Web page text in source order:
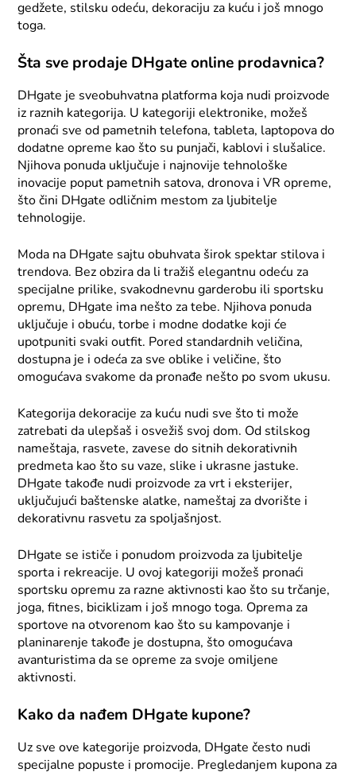
gedžete, stilsku odeću, dekoraciju za kuću i još mnogo
toga.
Šta sve prodaje DHgate online prodavnica?
DHgate je sveobuhvatna platforma koja nudi proizvode
iz raznih kategorija. U kategoriji elektronike, možeš
pronaći sve od pametnih telefona, tableta, laptopova do
dodatne opreme kao što su punjači, kablovi i slušalice.
Njihova ponuda uključuje i najnovije tehnološke
inovacije poput pametnih satova, dronova i VR opreme,
što čini DHgate odličnim mestom za ljubitelje
tehnologije.
Moda na DHgate sajtu obuhvata širok spektar stilova i
trendova. Bez obzira da li tražiš elegantnu odeću za
specijalne prilike, svakodnevnu garderobu ili sportsku
opremu, DHgate ima nešto za tebe. Njihova ponuda
uključuje i obuću, torbe i modne dodatke koji će
upotpuniti svaki outfit. Pored standardnih veličina,
dostupna je i odeća za sve oblike i veličine, što
omogućava svakome da pronađe nešto po svom ukusu.
Kategorija dekoracije za kuću nudi sve što ti može
zatrebati da ulepšaš i osvežiš svoj dom. Od stilskog
nameštaja, rasvete, zavese do sitnih dekorativnih
predmeta kao što su vaze, slike i ukrasne jastuke.
DHgate takođe nudi proizvode za vrt i eksterijer,
uključujući baštenske alatke, nameštaj za dvorište i
dekorativnu rasvetu za spoljašnjost.
DHgate se ističe i ponudom proizvoda za ljubitelje
sporta i rekreacije. U ovoj kategoriji možeš pronaći
sportsku opremu za razne aktivnosti kao što su trčanje,
joga, fitnes, biciklizam i još mnogo toga. Oprema za
sportove na otvorenom kao što su kampovanje i
planinarenje takođe je dostupna, što omogućava
avanturistima da se opreme za svoje omiljene
aktivnosti.
Kako da nađem DHgate kupone?
Uz sve ove kategorije proizvoda, DHgate često nudi
specijalne popuste i promocije. Pregledanjem kupona za